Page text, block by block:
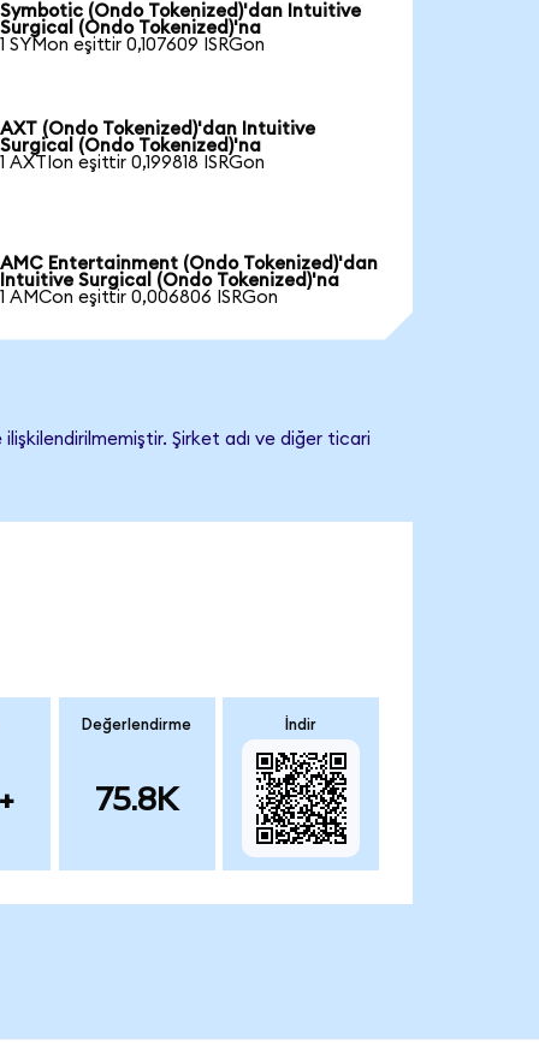
Symbotic (Ondo Tokenized)'dan Intuitive
Surgical (Ondo Tokenized)'na
1 SYMon eşittir 0,107609 ISRGon
AXT (Ondo Tokenized)'dan Intuitive
Surgical (Ondo Tokenized)'na
1 AXTIon eşittir 0,199818 ISRGon
AMC Entertainment (Ondo Tokenized)'dan
Intuitive Surgical (Ondo Tokenized)'na
1 AMCon eşittir 0,006806 ISRGon
Şirket adı ve diğer ticari
Değerlendirme
75.8K
İndir